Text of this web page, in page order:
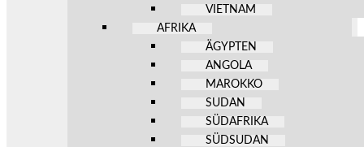
VIETNAM
AFRIKA
ÄGYPTEN
ANGOLA
MAROKKO
SUDAN
SÜDAFRIKA
SÜDSUDAN